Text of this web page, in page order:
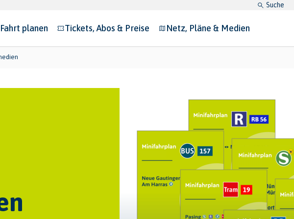
Suche
Fahrt planen
for "Fahrt planen"
Tickets, Abos & Preise
Submenu for "Tickets, Abos & Preise"
Netz, Pläne & Medien
Submenu for "Netz, Pläne & Medien"